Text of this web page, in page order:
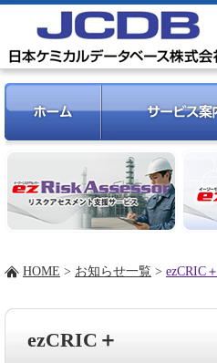
HOME > お知らせ一覧 > ezCRIC＋
ezCRIC＋